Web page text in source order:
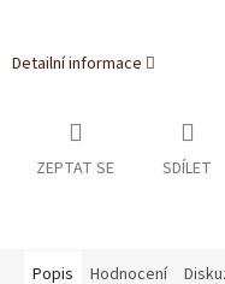
Detailní informace
ZEPTAT SE SDÍLET
Popis Hodnocení